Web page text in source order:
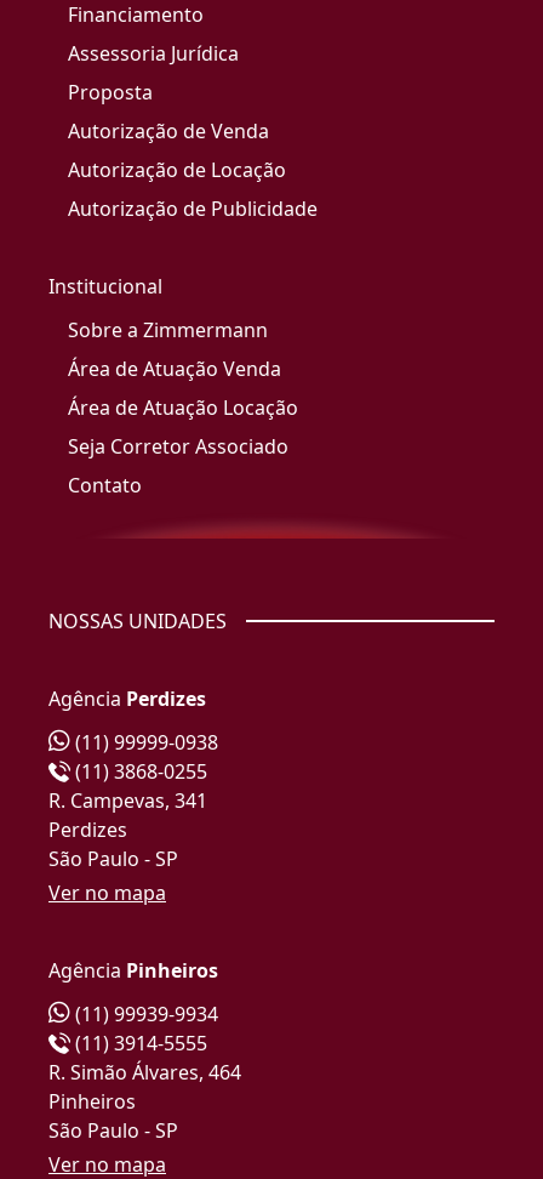
Financiamento
Assessoria Jurídica
Proposta
Autorização de Venda
Autorização de Locação
Autorização de Publicidade
Institucional
Sobre a Zimmermann
Área de Atuação Venda
Área de Atuação Locação
Seja Corretor Associado
Contato
NOSSAS UNIDADES
Agência Perdizes
(11) 99999-0938
(11) 3868-0255
R. Campevas, 341
Perdizes
São Paulo - SP
Ver no mapa
Agência Pinheiros
(11) 99939-9934
(11) 3914-5555
R. Simão Álvares, 464
Pinheiros
São Paulo - SP
Ver no mapa